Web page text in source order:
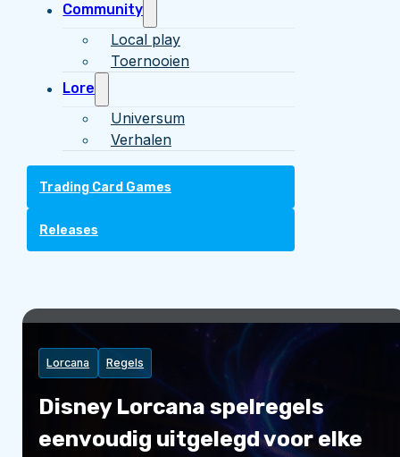
Community
Local play
Toernooien
Lore
Universum
Verhalen
Trading Card Games
Releases
Lorcana Regels
Disney Lorcana spelregels
eenvoudig uitgelegd voor elke